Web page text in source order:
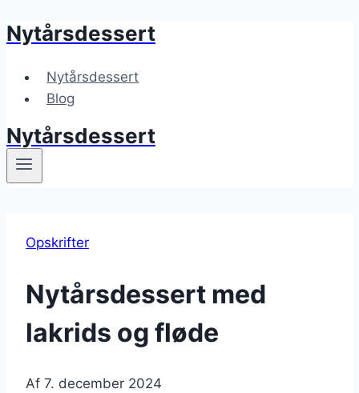
Fortsæt
indhold
Nytårsdessert
Nytårsdessert
Blog
Nytårsdessert
Opskrifter
Nytårsdessert med
lakrids og fløde
Af 7. december 2024